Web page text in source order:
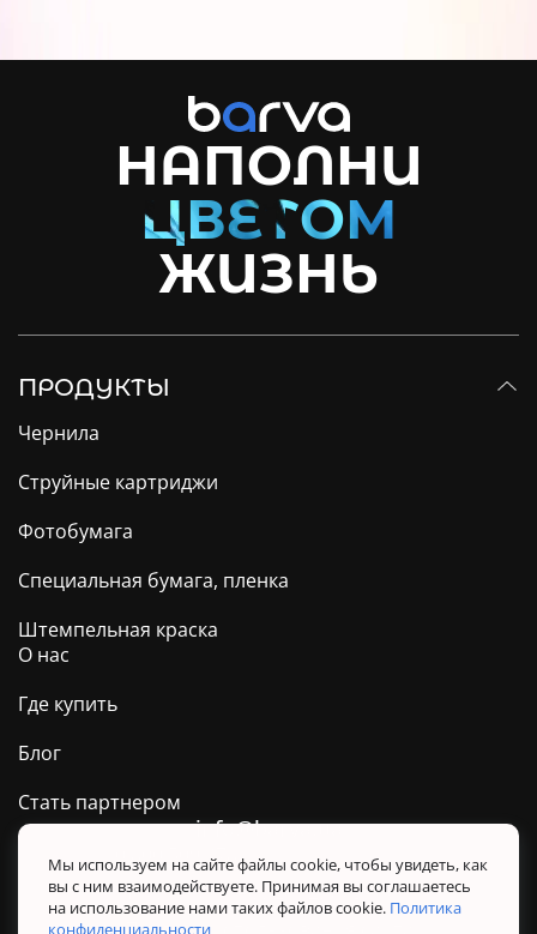
НАПОЛНИ
ЖИЗНЬ
ПРОДУКТЫ
Чернила
Струйные картриджи
Фотобумага
Специальная бумага, пленка
Штемпельная краска
О нас
Где купить
Блог
Стать партнером
0 800 509 278
Техподдержка ТМ BARVA
Политика конфиденциальности
info@barva.ua
Мы используем на сайте файлы cookie, чтобы увидеть, как
вы с ним взаимодействуете. Принимая вы соглашаетесь
на использование нами таких файлов cookie. Политика
конфиденциальности